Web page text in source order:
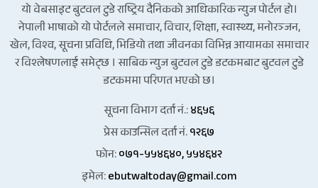
यो वेबसाइट बुटवल टुडे राष्ट्रिय दैनिकको आधिकारिक न्युज पोर्टल हो।
नेपाली भाषाको यो पोर्टलले समाचार, विचार, शिक्षा, स्वास्थ्य, मनोरञ्जन,
खेल, विश्व, सूचना प्रविधि, भिडियो तथा जीवनका विभिन्न आयामका समाचार
र विश्लेषणलाई समेट्छ । साबिक न्युज बुटवल टुडे डटकमबाट बुटवल टुडे
डटकममा परिणत भएको छ।
सूचना विभाग दर्ता नं.:४६५६
प्रेस काउन्सिल दर्ता नं.१२६७
फोन:०७१-५५४६४०, ५५४६४२
इमेल:ebutwaltoday@gmail.com